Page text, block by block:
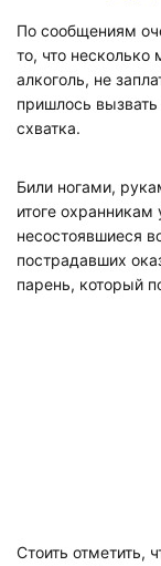
По сообщениям
то, что
алкоголь, не
пришлось
схватка.
Били ногами,
итоге охранникам
несостоявшиеся
пострадавших
парень, который
Стоить отметить,